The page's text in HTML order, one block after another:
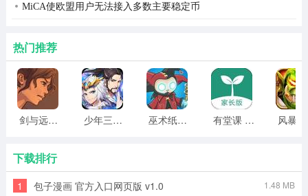
的“+”。
MiCA使欧盟用户无法接入多数主要稳定币
热门推荐
剑与远行人全角色版 vv1.14 少年三国志2无限元宝版最新版 vv5.3.9 巫术纸牌游戏 vv1.1.14 有堂课 v1.2.2
下载排行
1 包子漫画 官方入口网页版 v1.0 1.48 MB